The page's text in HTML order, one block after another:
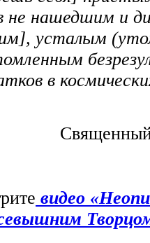
не нашедшим и
усталым
в
видео